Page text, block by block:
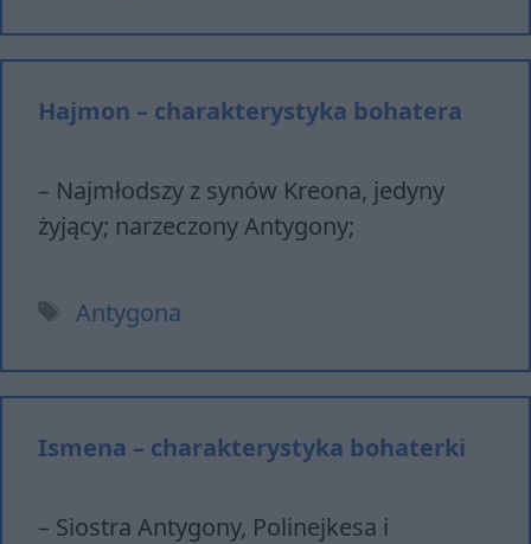
Hajmon – charakterystyka bohatera
– Najmłodszy z synów Kreona, jedyny
żyjący; narzeczony Antygony;
Tagi
Antygona
Ismena – charakterystyka bohaterki
– Siostra Antygony, Polinejkesa i